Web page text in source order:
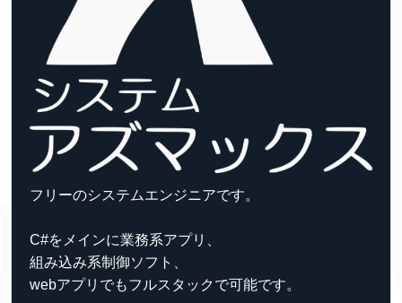
フリーのシステムエンジニアです。
C#をメインに業務系アプリ、
組み込み系制御ソフト、
webアプリでもフルスタックで可能です。